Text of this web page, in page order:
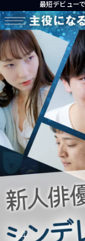
最短デビュー